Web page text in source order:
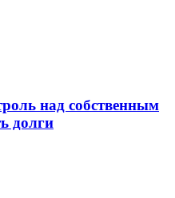
над собственным
долги